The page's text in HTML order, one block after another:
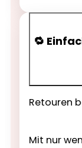
🔁
Retouren
Mit nur